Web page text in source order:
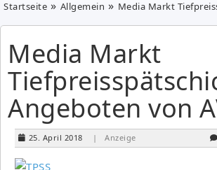
Startseite Allgemein Media Markt Tiefpreisspätschicht mit
Media Markt
Angeboten von
25. April 2018 | Anzeige